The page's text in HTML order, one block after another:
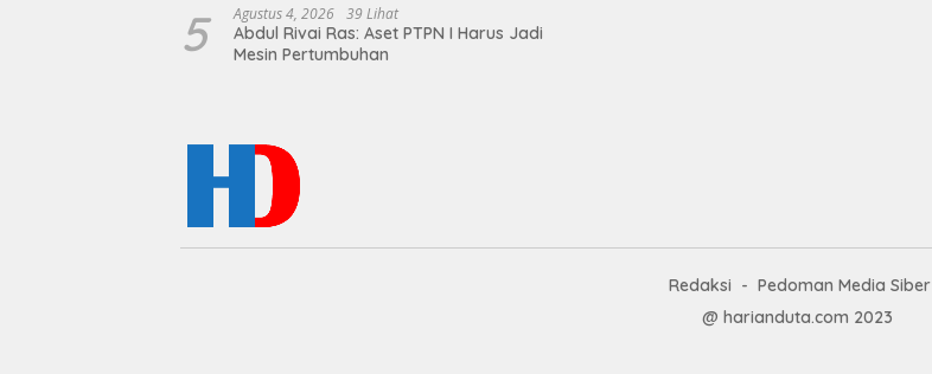
terhadap Sarana Ibadah
5 Agustus 4, 2026 39 Lihat
Abdul Rivai Ras: Aset PTPN I Harus Jadi
Mesin Pertumbuhan
Redaksi
Pedoman Media Siber
@ harianduta.com 2023